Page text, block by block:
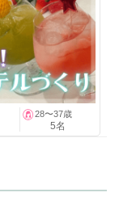
28〜37歳
5名